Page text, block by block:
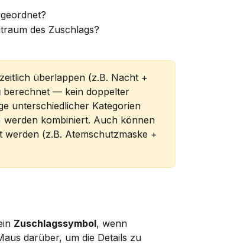
des Zuschlags?
überlappen (z.B. Nacht +
berechnet — kein doppelter
unterschiedlicher Kategorien
werden kombiniert. Auch können
(z.B. Atemschutzmaske +
Zuschlagssymbol, wenn
darüber, um die Details zu